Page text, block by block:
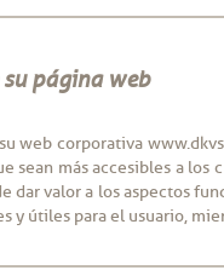
su página web
web corporativa
sean más accesibles a los
dar valor a los aspectos
y útiles para el usuario,